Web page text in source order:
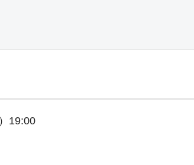
19:00